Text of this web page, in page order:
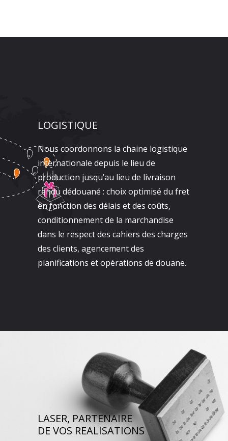
LOGISTIQUE
Nous coordonnons la chaine logistique
internationale depuis le lieu de
production jusqu’au lieu de livraison
rendu dédouané : choix optimisé du fret
en fonction des délais et des coûts,
conditionnement de la marchandise
dans le respect des cahiers des charges
des clients, agencement des
planifications et opérations de douane.
LASER, PARTENAIRE
DE VOS REALISATIONS